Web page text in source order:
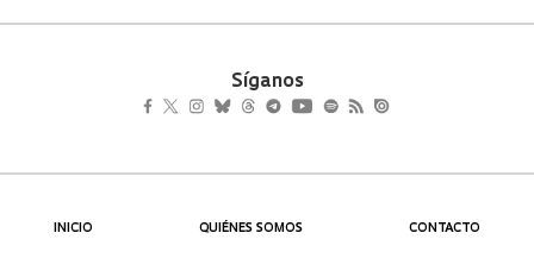
Síganos
INICIO QUIÉNES SOMOS CONTACTO